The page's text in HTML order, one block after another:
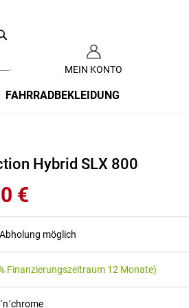
Inhalt
MEIN KONTO
FAHRRADBEKLEIDUNG
Hybrid SLX 800
€
möglich
Finanzierungszeitraum 12 Monate)